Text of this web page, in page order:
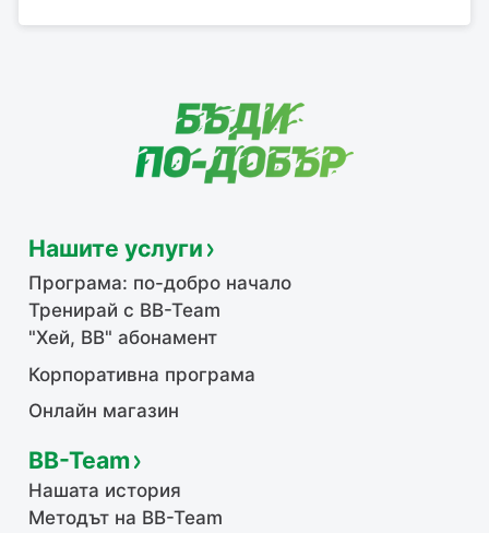
Нашите услуги
Програма: по-добро начало
Тренирай с BB-Team
"Хей, ВВ" абонамент
Корпоративна програма
Онлайн магазин
BB-Team
Нашата история
Методът на BB-Team